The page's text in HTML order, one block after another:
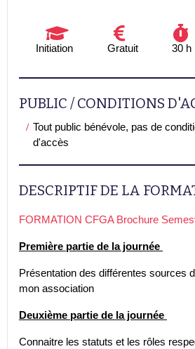
Initiation Gratuit 30 h
PUBLIC / CONDITIONS
Tout public bénévole, pas de
d'accès
DESCRIPTIF DE LA
FORMATION CFGA Brochure
Première partie de la journée
Présentation des différentes sources
mon association
Deuxième partie de la journée
Connaitre les statuts et les rôles